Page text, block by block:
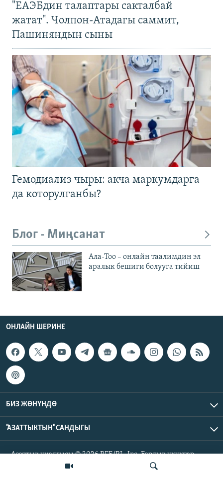
"ЕАЭБдин талаптары сакталбай
жатат". Чолпон-Атадагы саммит,
Пашиняндын сыны
Гемодиализ чыры: акча маркумдарга
да которулганбы?
Блог - Миңсанат
Ала-Тоо – онлайн таалимдин эл
аралык бешиги болууга тийиш
ОНЛАЙН ШЕРИНЕ
БИЗ ЖӨНҮНДӨ
"АЗАТТЫКТЫН" САНДЫГЫ
Азаттык үналгысы © 2026 RFE/RL, Inc. Бардык укуктар